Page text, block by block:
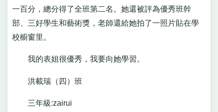
一百分，總分得了全班第二名。她還被評為優秀班幹
部、三好學生和藝術獎，老師還給她拍了一照片貼在學
校櫥窗里。
我的表姐很優秀，我要向她學習。
洪載瑞（四）班
三年級:zairui